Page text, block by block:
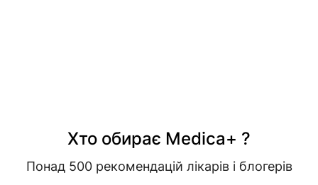
Хто обирає Medica+ ?
Понад 500 рекомендацій лікарів і блогерів